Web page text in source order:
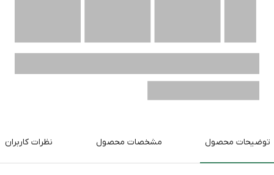
توضیحات محصول مشخصات محصول نظرات کاربران